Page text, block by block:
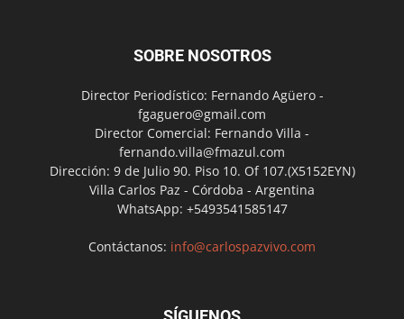
SOBRE NOSOTROS
Director Periodístico: Fernando Agüero -
fgaguero@gmail.com
Director Comercial: Fernando Villa -
fernando.villa@fmazul.com
Dirección: 9 de Julio 90. Piso 10. Of 107.(X5152EYN)
Villa Carlos Paz - Córdoba - Argentina
WhatsApp: +5493541585147
Contáctanos: info@carlospazvivo.com